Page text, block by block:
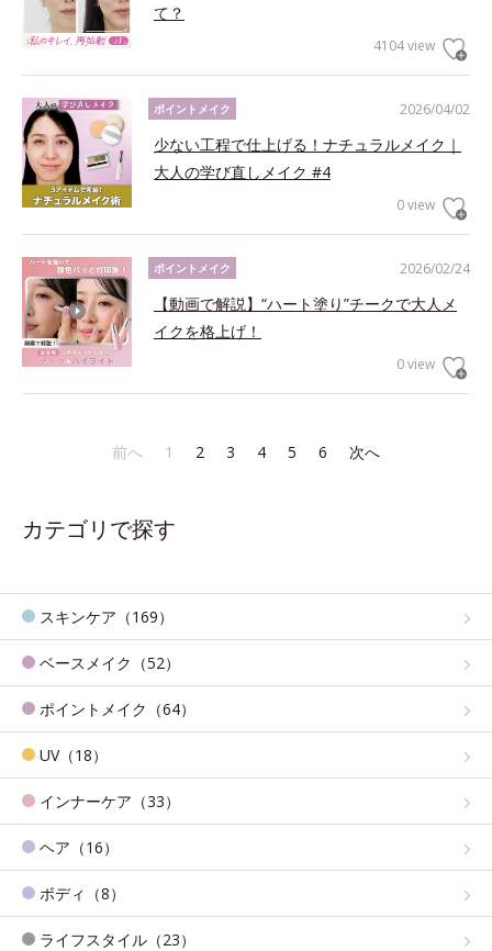
て？
4104 view
2026/04/02
ポイントメイク
少ない工程で仕上げる！ナチュラルメイク｜
大人の学び直しメイク #4
0 view
2026/02/24
ポイントメイク
【動画で解説】“ハート塗り”チークで大人メ
イクを格上げ！
0 view
前へ 1 2 3 4 5 6 次へ
カテゴリで探す
スキンケア（169）
ベースメイク（52）
ポイントメイク（64）
UV（18）
インナーケア（33）
ヘア（16）
ボディ（8）
ライフスタイル（23）